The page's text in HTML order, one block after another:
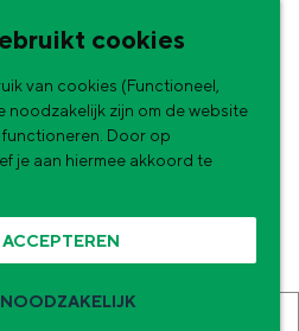
cookies
van cookies (Functioneel,
noodzakelijk zijn om de website
Door op
je aan hiermee akkoord te
& horeca in de stad
CAFÉS EN